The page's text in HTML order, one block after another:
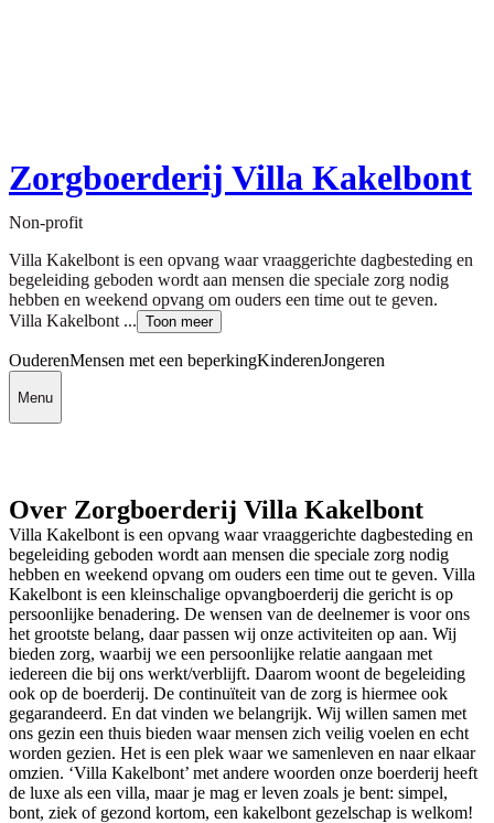
Zorgboerderij Villa Kakelbont
Non-profit
Villa Kakelbont is een opvang waar vraaggerichte dagbesteding en
begeleiding geboden wordt aan mensen die speciale zorg nodig
hebben en weekend opvang om ouders een time out te geven.
Villa Kakelbont ... Toon meer
OuderenMensen met een beperkingKinderenJongeren
Menu
Over Zorgboerderij Villa Kakelbont
Villa Kakelbont is een opvang waar vraaggerichte dagbesteding en
begeleiding geboden wordt aan mensen die speciale zorg nodig
hebben en weekend opvang om ouders een time out te geven. Villa
Kakelbont is een kleinschalige opvangboerderij die gericht is op
persoonlijke benadering. De wensen van de deelnemer is voor ons
het grootste belang, daar passen wij onze activiteiten op aan. Wij
bieden zorg, waarbij we een persoonlijke relatie aangaan met
iedereen die bij ons werkt/verblijft. Daarom woont de begeleiding
ook op de boerderij. De continuïteit van de zorg is hiermee ook
gegarandeerd. En dat vinden we belangrijk. Wij willen samen met
ons gezin een thuis bieden waar mensen zich veilig voelen en echt
worden gezien. Het is een plek waar we samenleven en naar elkaar
omzien. ‘Villa Kakelbont’ met andere woorden onze boerderij heeft
de luxe als een villa, maar je mag er leven zoals je bent: simpel,
bont, ziek of gezond kortom, een kakelbont gezelschap is welkom!